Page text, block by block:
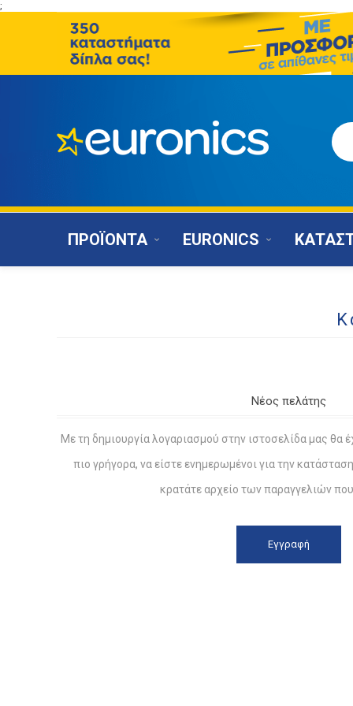
;
ΠΡΟΪΟΝΤΑ EURONICS
Νέος πελάτης
Με τη δημιουργία λογαριασμού στην ιστοσελίδα μας θα
πιο γρήγορα, να είστε ενημερωμένοι για την
κρατάτε αρχείο των παραγγελιών που